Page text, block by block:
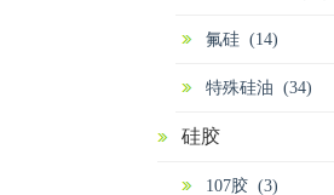
氟硅 (14)
特殊硅油 (34)
硅胶
107胶 (3)